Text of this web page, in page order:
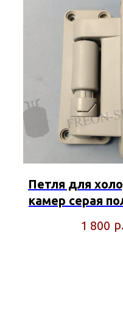
Петля для
камер серая
1 800 р.